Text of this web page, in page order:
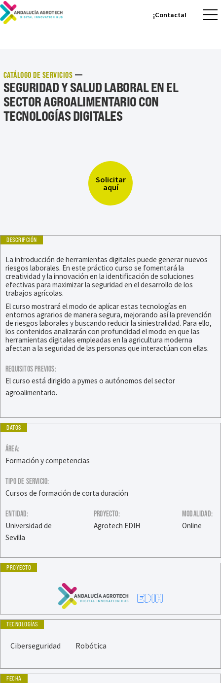
¡Contacta!
CATÁLOGO DE SERVICIOS
SEGURIDAD Y SALUD LABORAL EN EL
SECTOR AGROALIMENTARIO CON
TECNOLOGÍAS DIGITALES
Solicitar
aquí
La introducción de herramientas digitales puede generar nuevos
riesgos laborales. En este práctico curso se fomentará la
creatividad y la innovación en la identificación de soluciones
efectivas para maximizar la seguridad en el desarrollo de los
trabajos agrícolas.
El curso mostrará el modo de aplicar estas tecnologías en
entornos agrarios de manera segura, mejorando así la prevención
de riesgos laborales y buscando reducir la siniestralidad. Para ello,
los contenidos analizarán con profundidad el modo en que las
herramientas digitales empleadas en la agricultura moderna
afectan a la seguridad de las personas que interactúan con ellas.
REQUISITOS PREVIOS:
El curso está dirigido a pymes o autónomos del sector
agroalimentario.
DESCRIPCIÓN
ÁREA:
Formación y competencias
TIPO DE SERVICIO:
Cursos de formación de corta duración
ENTIDAD:
Universidad de
Sevilla
PROYECTO:
Agrotech EDIH
MODALIDAD:
Online
DATOS
PROYECTO
TECNOLOGÍAS
Ciberseguridad Robótica
FECHA